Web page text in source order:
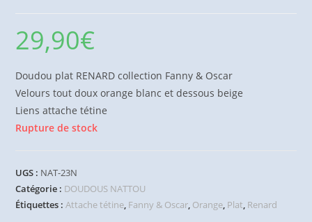
29,90€
Doudou plat RENARD collection Fanny & Oscar
Velours tout doux orange blanc et dessous beige
Liens attache tétine
Rupture de stock
UGS : NAT-23N
Catégorie : DOUDOUS NATTOU
Étiquettes :Attache tétine, Fanny & Oscar, Orange, Plat, Renard